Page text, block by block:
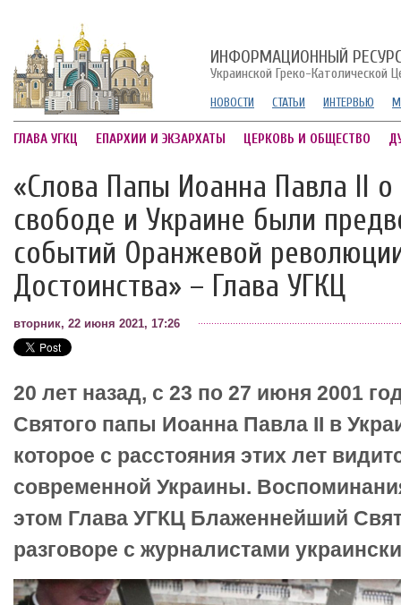
ИНФОРМАЦИОННЫЙ
Украинской Греко-Католической
НОВОСТИ СТАТЬИ ИНТЕРВЬЮ
ГЛАВА УГКЦ ЕПАРХИИ И ЭКЗАРХАТЫ ЦЕРКОВЬ И ОБЩЕСТВО
«Слова Папы Иоанна Павла II
свободе и Украине были
событий Оранжевой
Достоинства» – Глава УГКЦ
вторник, 22 июня 2021, 17:26
20 лет назад, с 23 по 27 июня 2001
Святого папы Иоанна Павла II в
которое с расстояния этих лет
современной Украины.
этом Глава УГКЦ Блаженнейший
разговоре с журналистами